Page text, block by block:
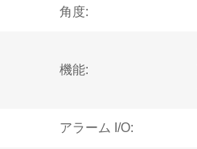
角度:
機能:
アラーム I/O: